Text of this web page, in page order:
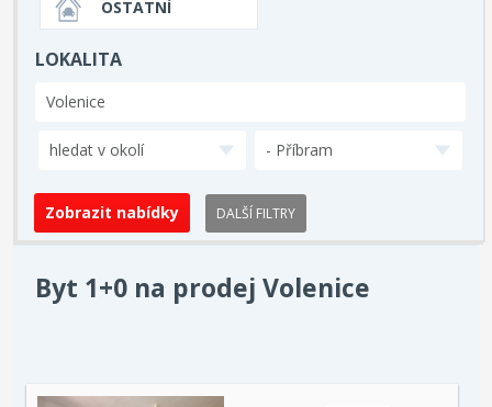
OSTATNÍ
LOKALITA
hledat v okolí - Příbram
DALŠÍ FILTRY
Byt 1+0 na prodej Volenice